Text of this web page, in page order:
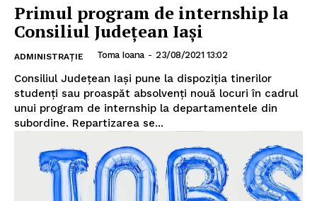
Utile
Publică gratuit anunțul tău!
Contact
Emisiuni
Prelucrarea datelor cu caracter personal
Primul program de internship la
Consiliul Județean Iași
ADMINISTRAȚIE Toma Ioana - 23/08/2021 13:02
Consiliul Județean Iași pune la dispoziția tinerilor
studenți sau proaspăt absolvenți nouă locuri în cadrul
unui program de internship la departamentele din
subordine. Repartizarea se...